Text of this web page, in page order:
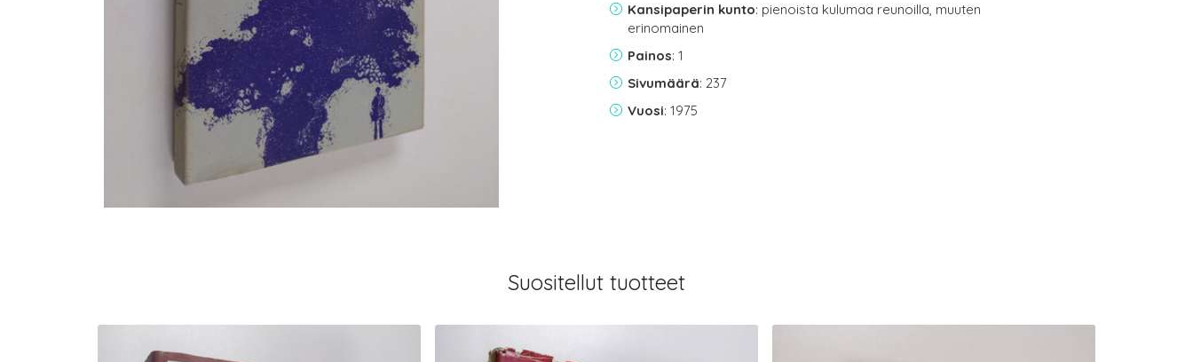
Kansipaperin kunto: pienoista kulumaa reunoilla, muuten
erinomainen
Painos: 1
Sivumäärä: 237
Vuosi: 1975
Suositellut tuotteet